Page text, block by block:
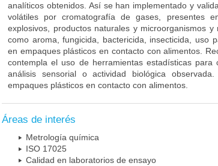
analíticos obtenidos. Así se han implementado y
volátiles por cromatografía de gases, presentes
explosivos, productos naturales y microorganismos
como aroma, fungicida, bactericida, insecticida, uso
en empaques plásticos en contacto con alimentos.
contempla el uso de herramientas estadísticas para
análisis sensorial o actividad biológica
empaques plásticos en contacto con alimentos.
Áreas de interés
Metrología química
ISO 17025
Calidad en laboratorios de ensayo